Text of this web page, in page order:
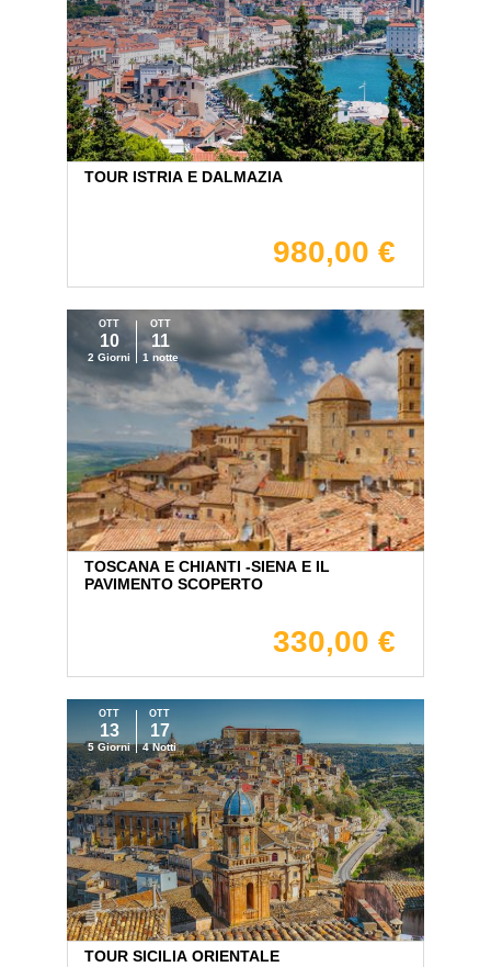
TOUR ISTRIA E DALMAZIA
980,00 €
OTT
10
2 Giorni
OTT
11
1 notte
TOSCANA E CHIANTI -SIENA E IL
PAVIMENTO SCOPERTO
330,00 €
OTT
13
5 Giorni
OTT
17
4 Notti
TOUR SICILIA ORIENTALE